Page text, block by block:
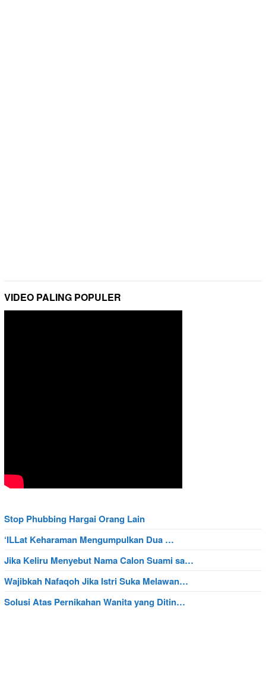
VIDEO PALING POPULER
Stop Phubbing Hargai Orang Lain
‘ILLat Keharaman Mengumpulkan Dua …
Jika Keliru Menyebut Nama Calon Suami sa…
Wajibkah Nafaqoh Jika Istri Suka Melawan…
Solusi Atas Pernikahan Wanita yang Ditin…